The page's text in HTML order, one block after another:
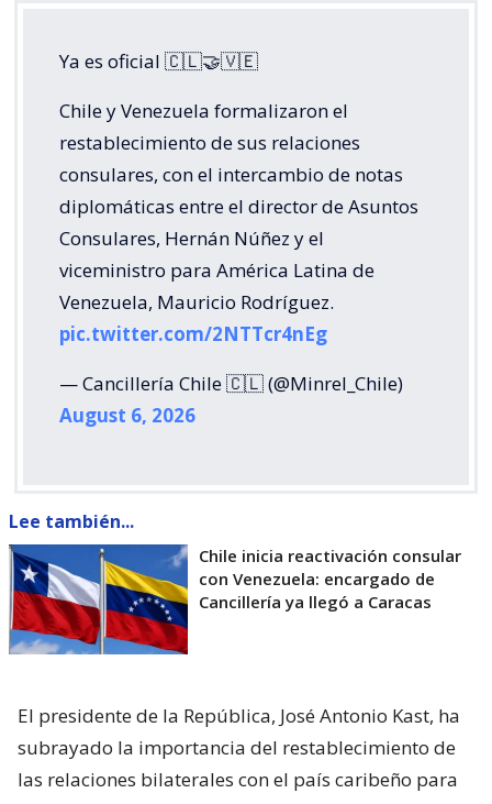
Ya es oficial 🇨🇱🤝🇻🇪
Chile y Venezuela formalizaron el
restablecimiento de sus relaciones
consulares, con el intercambio de notas
diplomáticas entre el director de Asuntos
Consulares, Hernán Núñez y el
viceministro para América Latina de
Venezuela, Mauricio Rodríguez.
pic.twitter.com/2NTTcr4nEg
— Cancillería Chile 🇨🇱 (@Minrel_Chile)
August 6, 2026
Lee también...
Chile inicia reactivación consular
con Venezuela: encargado de
Cancillería ya llegó a Caracas
El presidente de la República, José Antonio Kast, ha
subrayado la importancia del restablecimiento de
las relaciones bilaterales con el país caribeño para